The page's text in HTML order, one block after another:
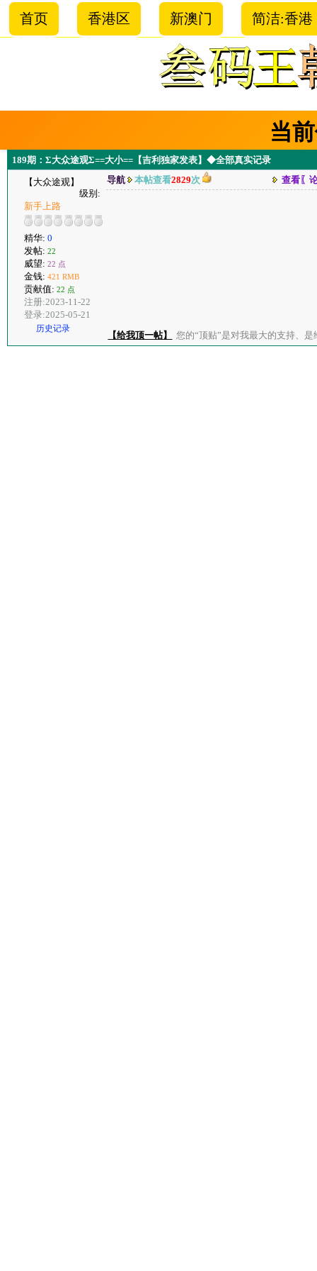
首页 香港区 新澳门 简洁:香港
当
189期：Σ大众途观Σ==大小==【吉利独家发表】◆全部真实记录
【大众途观】
级别:
新手上路
精华: 0
发帖: 22
威望: 22 点
金钱: 421 RMB
贡献值: 22 点
注册:2023-11-22
登录:2025-05-21
历史记录
导航 本帖查看2829次 查看〖
【给我顶一帖】 您的“顶贴”是对我最大的支持、